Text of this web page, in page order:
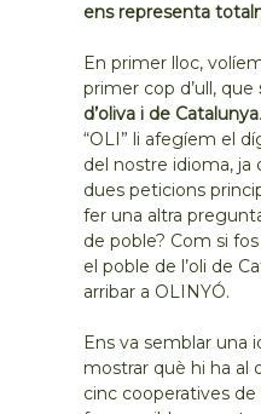
ens representa
En primer lloc,
primer cop d’ull, que
d’oliva i de Catalunya
“OLI” li afegíem el
del nostre idioma, ja
dues peticions
fer una altra
de poble? Com si
el poble de l’oli de
arribar a OLINYÓ.
Ens va semblar una
mostrar què hi ha al
cinc cooperatives de